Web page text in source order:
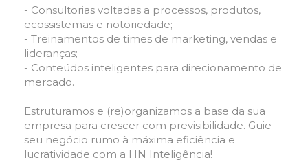
- Consultorias voltadas a processos, produtos,
ecossistemas e notoriedade;
- Treinamentos de times de marketing, vendas e
lideranças;
- Conteúdos inteligentes para direcionamento de
mercado.
Estruturamos e (re)organizamos a base da sua
empresa para crescer com previsibilidade. Guie
seu negócio rumo à máxima eficiência e
lucratividade com a HN Inteligência!